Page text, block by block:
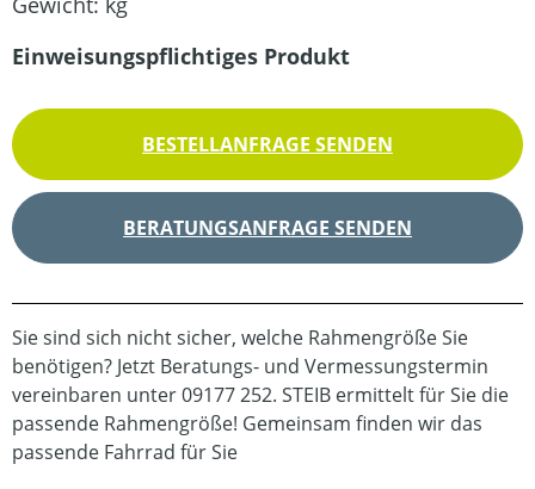
Einweisungspflichtiges Produkt
BESTELLANFRAGE SENDEN
BERATUNGSANFRAGE SENDEN
Sie sind sich nicht sicher, welche Rahmengröße Sie
benötigen? Jetzt Beratungs- und Vermessungstermin
vereinbaren unter 09177 252. STEIB ermittelt für Sie die
passende Rahmengröße! Gemeinsam finden wir das
passende Fahrrad für Sie